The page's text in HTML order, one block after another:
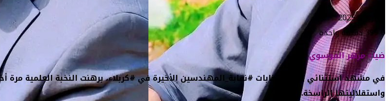
0
399
دقيقة واحدة
ضياء مزهر الموسوي
في مشهد استثنائي خلال انتخابات #نقابة_المهندسين الأخيرة في #كربلاء، برهنت النخبة العلمية مرة
واستقلاليتها الراسخة.